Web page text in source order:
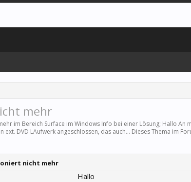
mehr
im Bereich Surface im Windows Info bei einer Lösung; Hallo An
DVD LAufwerk angeschlossen, das auch... Dieses Thema im
nicht mehr
Hallo